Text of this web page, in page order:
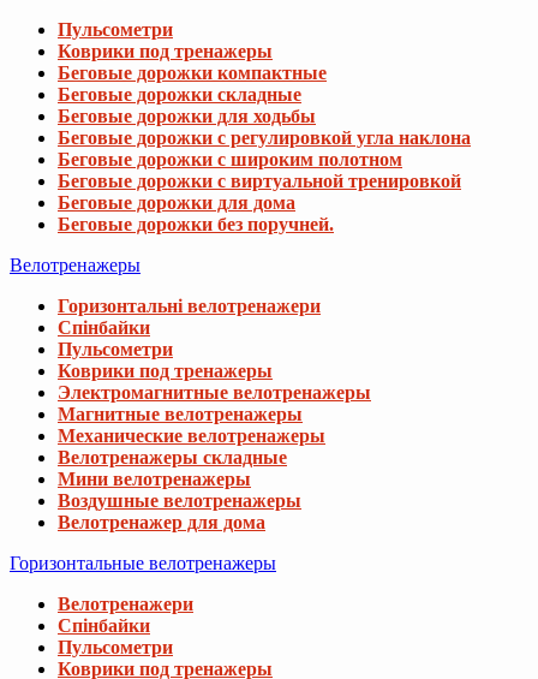
Пульсометри
Коврики под тренажеры
Беговые дорожки компактные
Беговые дорожки складные
Беговые дорожки для ходьбы
Беговые дорожки с регулировкой угла наклона
Беговые дорожки с широким полотном
Беговые дорожки с виртуальной тренировкой
Беговые дорожки для дома
Беговые дорожки без поручней.
Велотренажеры
Горизонтальні велотренажери
Спінбайки
Пульсометри
Коврики под тренажеры
Электромагнитные велотренажеры
Магнитные велотренажеры
Механические велотренажеры
Велотренажеры складные
Мини велотренажеры
Воздушные велотренажеры
Велотренажер для дома
Горизонтальные велотренажеры
Велотренажери
Спінбайки
Пульсометри
Коврики под тренажеры